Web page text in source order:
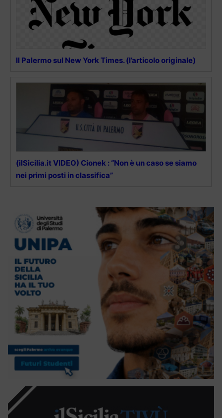
Il Palermo sul New York Times. (l’articolo originale)
(ilSicilia.it VIDEO) Cionek : “Non è un caso se siamo
nei primi posti in classifica”